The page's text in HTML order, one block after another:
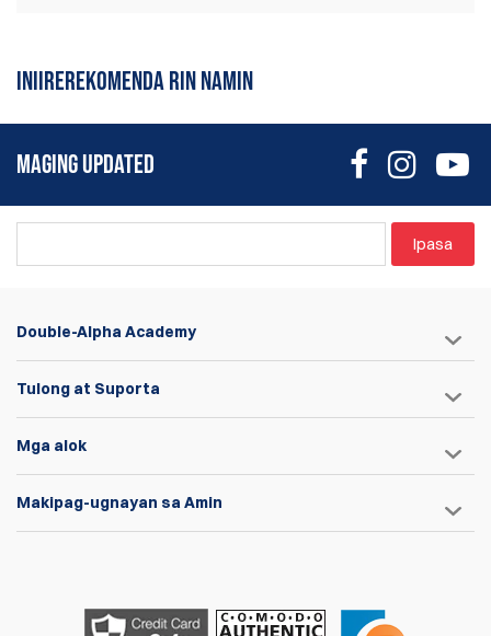
sumulat ng review
INIIREREKOMENDA RIN NAMIN
MAGING UPDATED
Ipasa
Double-Alpha Academy
Tulong at Suporta
Mga alok
Makipag-ugnayan sa Amin